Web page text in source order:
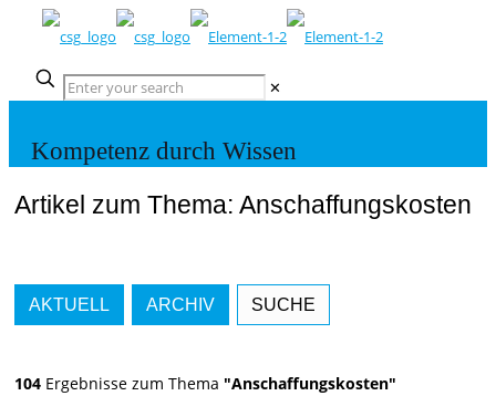
✕
Kompetenz durch Wissen
Artikel zum Thema: Anschaffungskosten
AKTUELL ARCHIV SUCHE
104 Ergebnisse zum Thema "Anschaffungskosten"